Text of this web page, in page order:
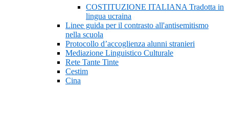
COSTITUZIONE ITALIANA Tradotta in
lingua ucraina
Linee guida per il contrasto all'antisemitismo
nella scuola
Protocollo d’accoglienza alunni stranieri
Mediazione Linguistico Culturale
Rete Tante Tinte
Cestim
Cina